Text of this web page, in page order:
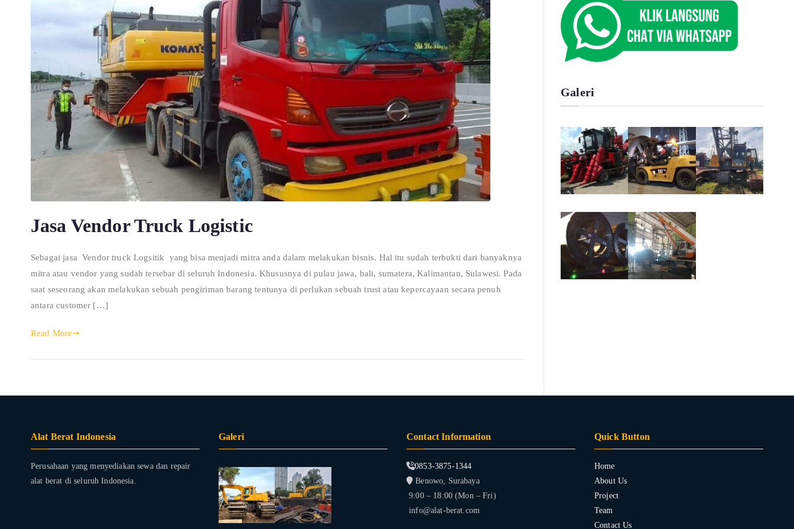
Jasa Vendor Truck Logistic
Sebagai jasa Vendor truck Logsitik yang bisa menjadi mitra anda dalam melakukan bisnis. Hal itu sudah terbukti dari banyaknya
mitra atau vendor yang sudah tersebar di seluruh Indonesia. Khususnya di pulau jawa, bali, sumatera, Kalimantan, Sulawesi. Pada
saat seseorang akan melakukan sebuah pengiriman barang tentunya di perlukan sebuah trust atau kepercayaan secara penuh
antara customer […]
Read More
Galeri
Alat Berat Indonesia
Perusahaan yang menyediakan sewa dan repair
alat berat di seluruh Indonesia.
Galeri Contact Information
0853-3875-1344
Benowo, Surabaya
9:00 – 18:00 (Mon – Fri)
info@alat-berat.com
Quick Button
Home
About Us
Project
Team
Contact Us